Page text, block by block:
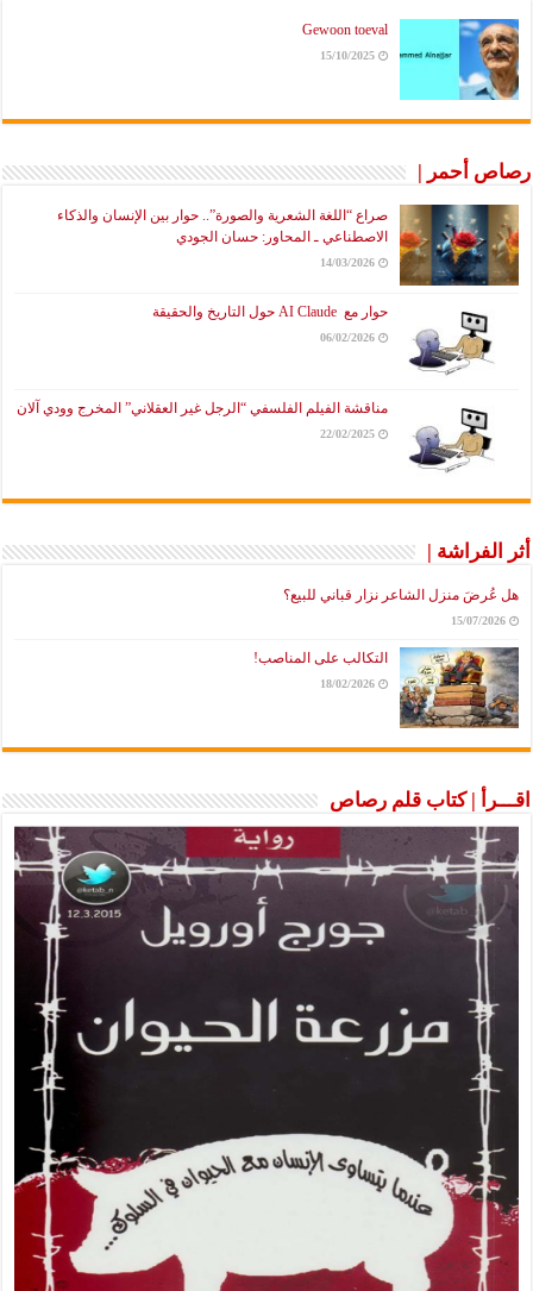
Gewoon toeval
15/10/2025
رصاص أحمر |
صراع “اللغة الشعرية والصورة”.. حوار بين الإنسان والذكاء
الاصطناعي ـ المحاور: حسان الجودي
14/03/2026
حوار مع AI Claude حول التاريخ والحقيقة
06/02/2026
مناقشة الفيلم الفلسفي “الرجل غير العقلاني” المخرج وودي آلان
22/02/2025
أثر الفراشة |
هل عُرضَ منزل الشاعر نزار قباني للبيع؟
15/07/2026
التكالب على المناصب!
18/02/2026
اقـــرأ | كتاب قلم رصاص